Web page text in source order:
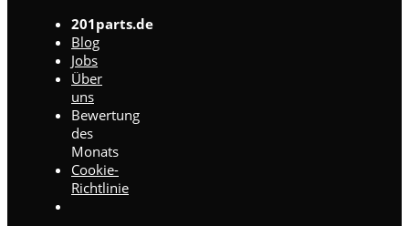
201parts.de
Blog
Jobs
Über
uns
Bewertung
des
Monats
Cookie-
Richtlinie